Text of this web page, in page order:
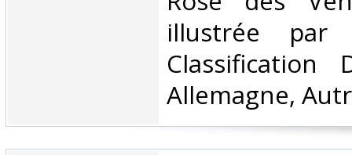
illustrée
Classification
Allemagne,